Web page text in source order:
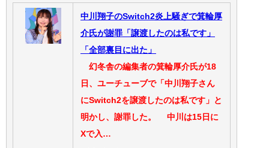
中川翔子のSwitch2炎上騒ぎで箕輪厚
介氏が謝罪「譲渡したのは私です」
「全部裏目に出た」
幻冬舎の編集者の箕輪厚介氏が18
日、ユーチューブで「中川翔子さん
にSwitch2を譲渡したのは私です」と
明かし、謝罪した。 中川は15日に
Xで入…